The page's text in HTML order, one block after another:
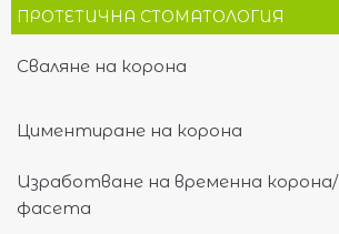
ПРОТЕТИЧНА СТОМАТОЛОГИЯ
Сваляне на корона
Циментиране на корона
Изработване на временна корона/
фасета